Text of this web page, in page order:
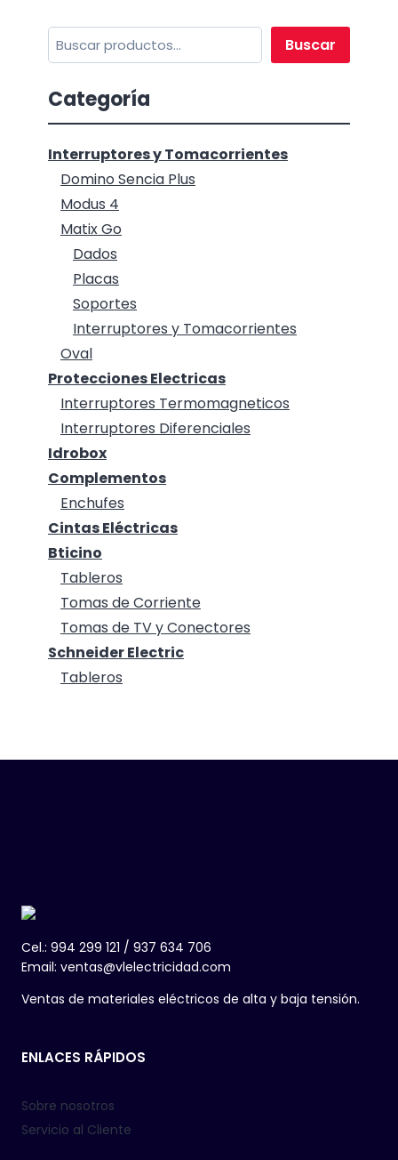
Buscar Buscar
Categoría
Interruptores y Tomacorrientes
Domino Sencia Plus
Modus 4
Matix Go
Dados
Placas
Soportes
Interruptores y Tomacorrientes
Oval
Protecciones Electricas
Interruptores Termomagneticos
Interruptores Diferenciales
Idrobox
Complementos
Enchufes
Cintas Eléctricas
Bticino
Tableros
Tomas de Corriente
Tomas de TV y Conectores
Schneider Electric
Tableros
Cel.: 994 299 121 / 937 634 706
Email: ventas@vlelectricidad.com
Ventas de materiales eléctricos de alta y baja tensión.
ENLACES RÁPIDOS
Sobre nosotros
Servicio al Cliente